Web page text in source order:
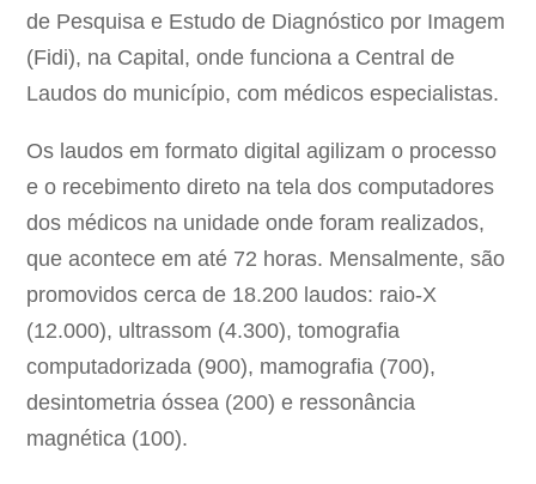
de Pesquisa e Estudo de Diagnóstico por Imagem
(Fidi), na Capital, onde funciona a Central de
Laudos do município, com médicos especialistas.
Os laudos em formato digital agilizam o processo
e o recebimento direto na tela dos computadores
dos médicos na unidade onde foram realizados,
que acontece em até 72 horas. Mensalmente, são
promovidos cerca de 18.200 laudos: raio-X
(12.000), ultrassom (4.300), tomografia
computadorizada (900), mamografia (700),
desintometria óssea (200) e ressonância
magnética (100).